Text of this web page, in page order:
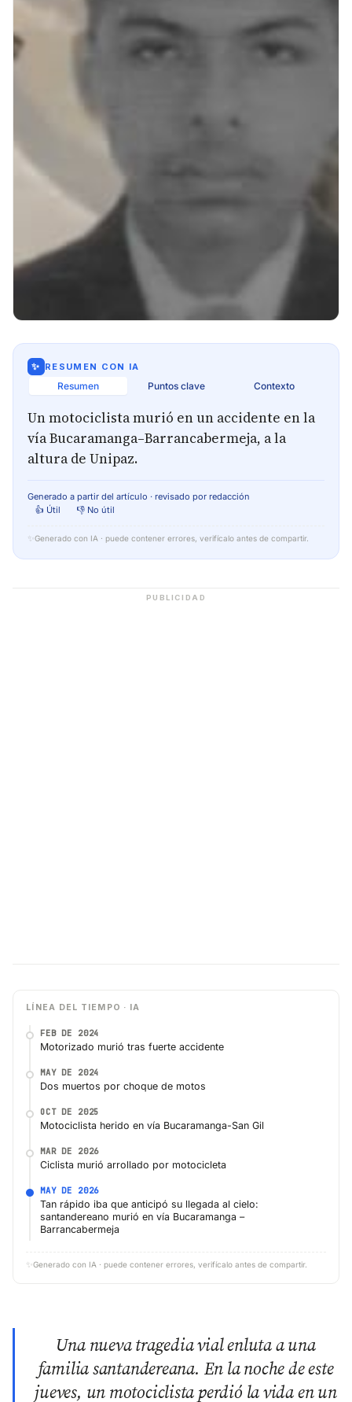
✨ RESUMEN CON IA
Resumen Puntos clave Contexto
Un motociclista murió en un accidente en la
vía Bucaramanga–Barrancabermeja, a la
altura de Unipaz.
Generado a partir del artículo · revisado por redacción
👍 Útil
👎 No útil
✨ Generado con IA · puede contener errores, verifícalo antes de compartir.
PUBLICIDAD
LÍNEA DEL TIEMPO · IA
FEB DE 2024
Motorizado murió tras fuerte accidente
MAY DE 2024
Dos muertos por choque de motos
OCT DE 2025
Motociclista herido en vía Bucaramanga-San Gil
MAR DE 2026
Ciclista murió arrollado por motocicleta
MAY DE 2026
Tan rápido iba que anticipó su llegada al cielo:
santandereano murió en vía Bucaramanga –
Barrancabermeja
✨ Generado con IA · puede contener errores, verifícalo antes de compartir.
Una nueva tragedia vial enluta a una
familia santandereana. En la noche de este
jueves, un motociclista perdió la vida en un